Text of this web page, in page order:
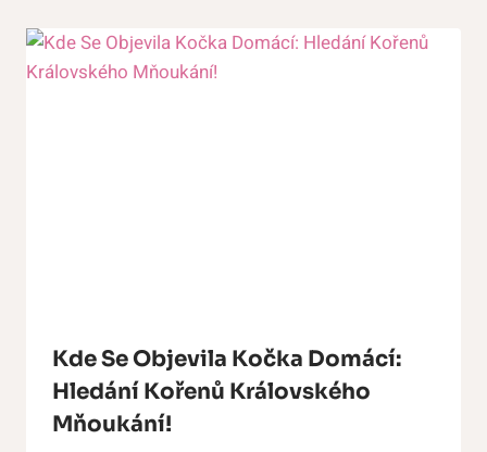
Kde Se Objevila Kočka Domácí:
Hledání Kořenů Královského
Mňoukání!